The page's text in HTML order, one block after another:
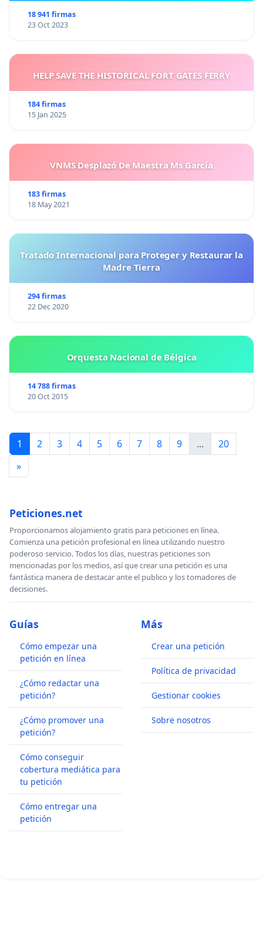
18 941 firmas
23 Oct 2023
HELP SAVE THE HISTORICAL FORT GATES FERRY
184 firmas
15 Jan 2025
VNMS Desplazó De Maestra Ms García
183 firmas
18 May 2021
Tratado Internacional para Proteger y Restaurar la
Madre Tierra
294 firmas
22 Dec 2020
Orquesta Nacional de Bélgica
14 788 firmas
20 Oct 2015
1 2 3 4 5 6 7 8 9 ...
20
»
Peticiones.net
Proporcionamos alojamiento gratis para peticiones en línea.
Comienza una petición profesional en línea utilizando nuestro
poderoso servicio. Todos los días, nuestras peticiones son
mencionadas por los medios, así que crear una petición es una
fantástica manera de destacar ante el publico y los tomadores de
decisiones.
Guías
Cómo empezar una
petición en línea
¿Cómo redactar una
petición?
¿Cómo promover una
petición?
Cómo conseguir
cobertura mediática para
tu petición
Cómo entregar una
petición
Más
Crear una petición
Política de privacidad
Gestionar cookies
Sobre nosotros